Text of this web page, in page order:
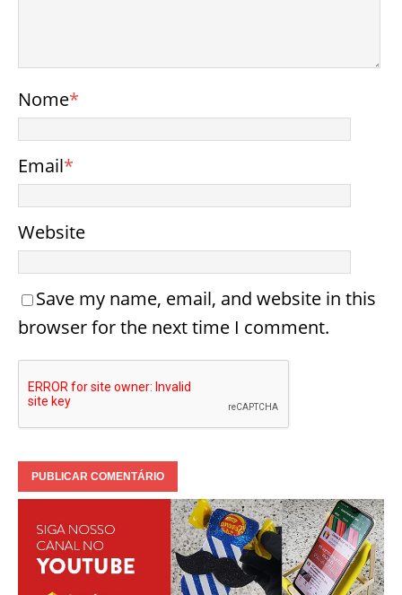
Nome*
Email*
Website
Save my name, email, and website in this
browser for the next time I comment.